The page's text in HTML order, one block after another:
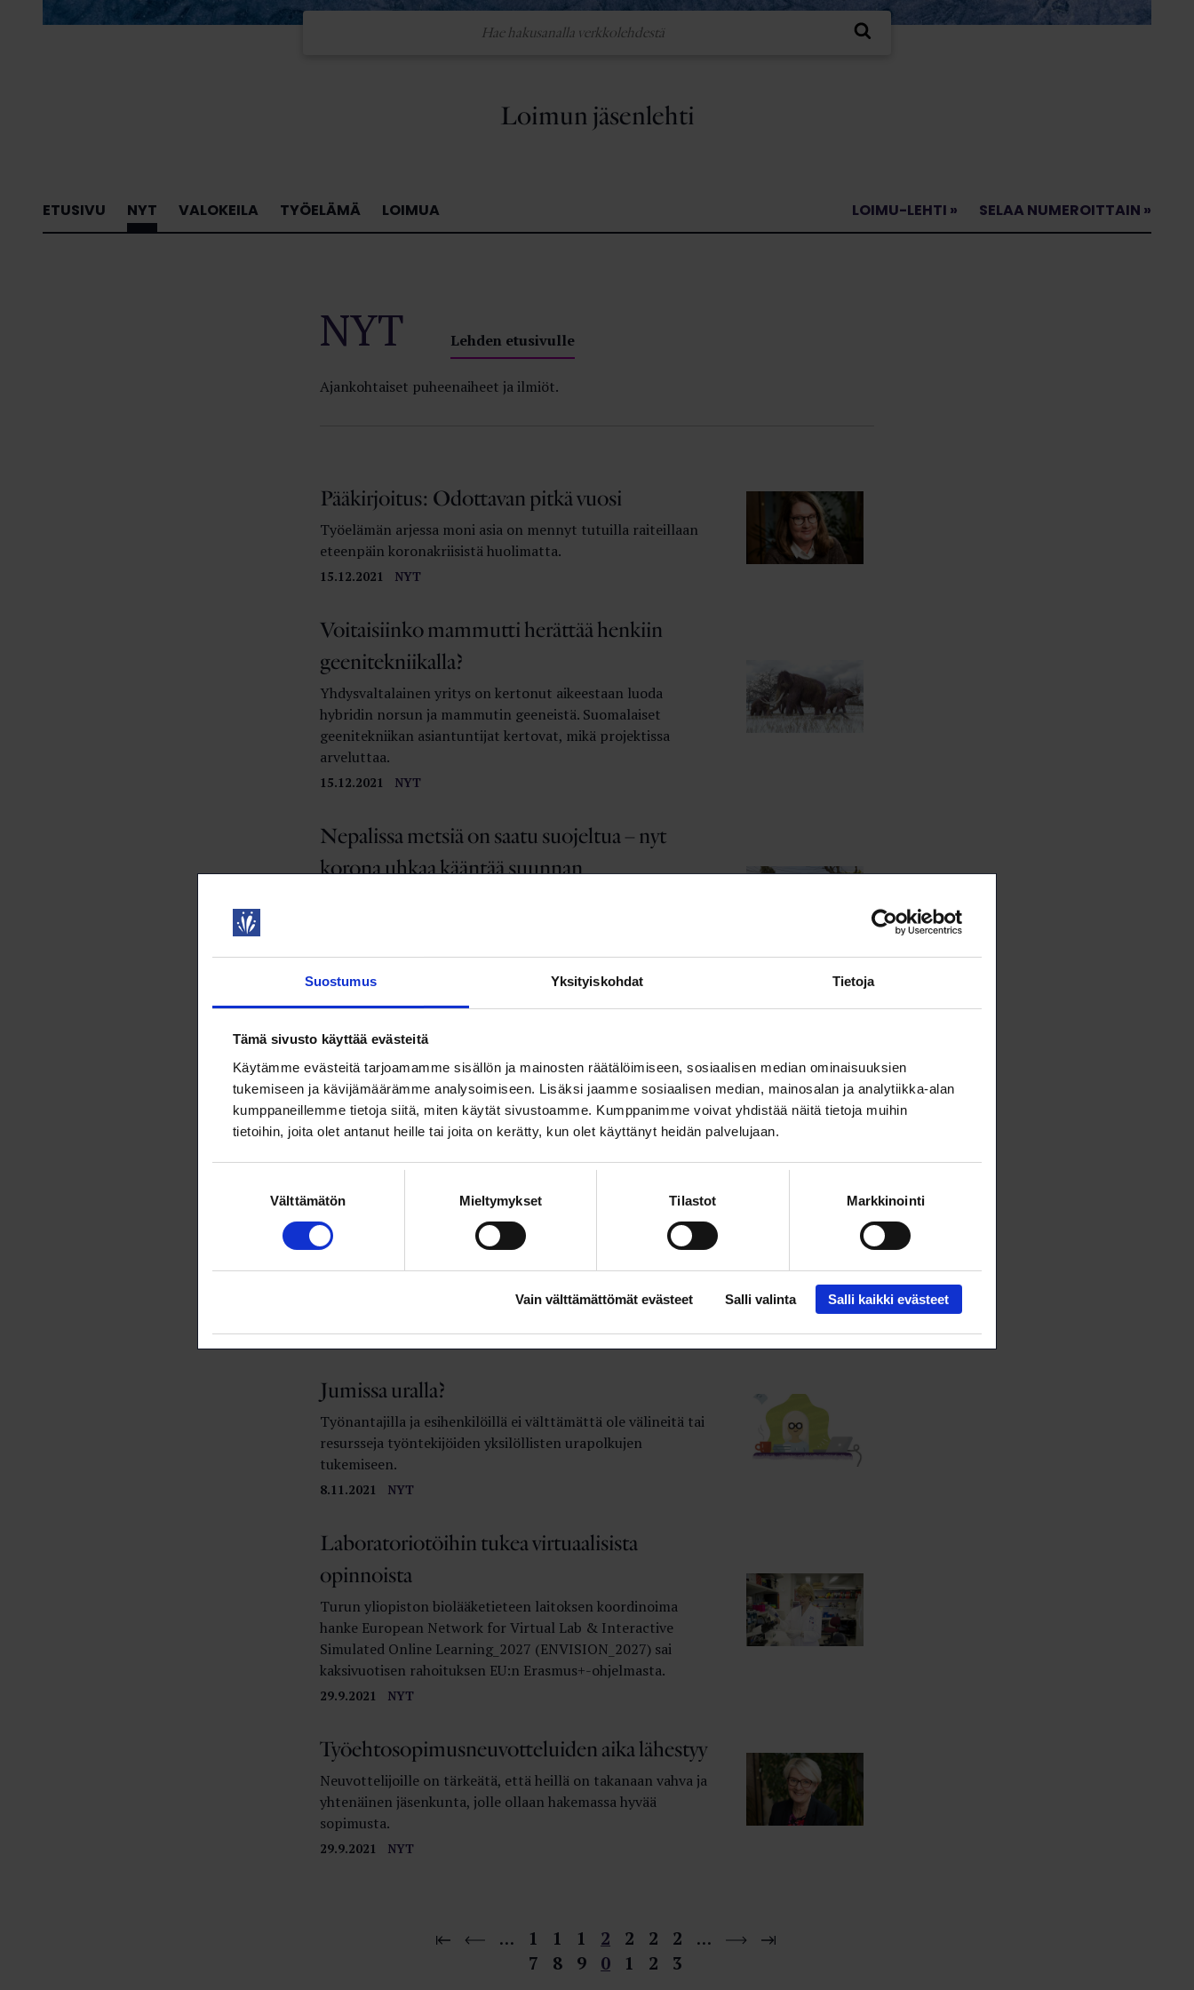
Suostumus Yksityiskohdat Tietoja
Tämä sivusto käyttää evästeitä
Käytämme evästeitä tarjoamamme sisällön ja mainosten räätälöimiseen, sosiaalisen median ominaisuuksien
tukemiseen ja kävijämäärämme analysoimiseen. Lisäksi jaamme sosiaalisen median, mainosalan ja analytiikka-alan
kumppaneillemme tietoja siitä, miten käytät sivustoamme. Kumppanimme voivat yhdistää näitä tietoja muihin
tietoihin, joita olet antanut heille tai joita on kerätty, kun olet käyttänyt heidän palvelujaan.
Välttämätön Mieltymykset Tilastot Markkinointi
Vain välttämättömät evästeet Salli valinta Salli kaikki evästeet
Loimun jäsenlehti
ETUSIVU NYT VALOKEILA TYÖELÄMÄ LOIMUA LOIMU-LEHTI » SELAA NUMEROITTAIN »
NYT Lehden etusivulle
Ajankohtaiset puheenaiheet ja ilmiöt.
15.12.2021 NYT
Pääkirjoitus: Odottavan pitkä vuosi
Työelämän arjessa moni asia on mennyt tutuilla raiteillaan
eteenpäin koronakriisistä huolimatta.
15.12.2021 NYT
Voitaisiinko mammutti herättää henkiin
geenitekniikalla?
Yhdysvaltalainen yritys on kertonut aikeestaan luoda
hybridin norsun ja mammutin geeneistä. Suomalaiset
geenitekniikan asiantuntijat kertovat, mikä projektissa
arveluttaa.
15.12.2021
Nepalissa metsiä on saatu suojeltua – nyt
korona uhkaa kääntää suunnan
saamaan toiminnan piiriin yhä uusia työntekijöitä.
Lintujen valtatiet jätettävä auki
Tuulivoimaloiden sijoittelussa pitäisi huomioida myös
lintujen suojelu. Se edellyttää tärkeimpien muuttoreittien ja
ruokailualueiden suojaamista rakentamiselta. Katso myös
video Hangon tuulipuistosta, linnustoasiantuntijana Aki
Aintila.
8.11.2021 NYT
Tutkijoiden rekrytointi on taitolaji
Tutkintojen ja oppilaitosten statuksen määrittely ei
välttämättä tarjoa paljoakaan apua esimerkiksi yliopiston
8.11.2021 NYT
Jumissa uralla?
Työnantajilla ja esihenkilöillä ei välttämättä ole välineitä tai
resursseja työntekijöiden yksilöllisten urapolkujen
tukemiseen.
29.9.2021 NYT
Laboratoriotöihin tukea virtuaalisista
opinnoista
Turun yliopiston biolääketieteen laitoksen koordinoima
hanke European Network for Virtual Lab & Interactive
Simulated Online Learning_2027 (ENVISION_2027) sai
kaksivuotisen rahoituksen EU:n Erasmus+-ohjelmasta.
29.9.2021 NYT
Työehtosopimusneuvotteluiden aika lähestyy
Neuvottelijoille on tärkeätä, että heillä on takanaan vahva ja
yhtenäinen jäsenkunta, jolle ollaan hakemassa hyvää
sopimusta.
…
1
7
1
8
1
9
2
0
2
1
2
2
2
3
…